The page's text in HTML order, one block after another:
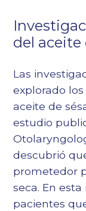
del aceite
Las
explorado
aceite de
estudio
descubrió
prometedor
seca. En
pacientes